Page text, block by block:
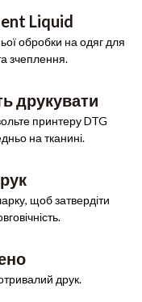
Liquid
обробки на одяг для
зчеплення.
друкувати
принтеру DTG
на тканині.
щоб затвердіти
друк.